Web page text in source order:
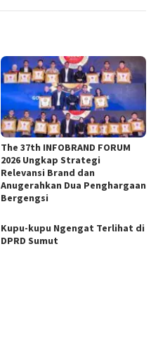
The 37th INFOBRAND FORUM
2026 Ungkap Strategi
Relevansi Brand dan
Anugerahkan Dua Penghargaan
Bergengsi
Kupu-kupu Ngengat Terlihat di
DPRD Sumut